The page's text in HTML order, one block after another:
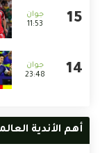
11:53
23:48
أهم الأندية